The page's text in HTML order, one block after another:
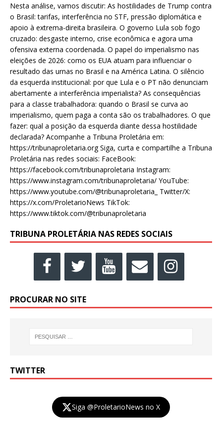
Nesta análise, vamos discutir: As hostilidades de Trump contra
o Brasil: tarifas, interferência no STF, pressão diplomática e
apoio à extrema-direita brasileira. O governo Lula sob fogo
cruzado: desgaste interno, crise econômica e agora uma
ofensiva externa coordenada. O papel do imperialismo nas
eleições de 2026: como os EUA atuam para influenciar o
resultado das urnas no Brasil e na América Latina. O silêncio
da esquerda institucional: por que Lula e o PT não denunciam
abertamente a interferência imperialista? As consequências
para a classe trabalhadora: quando o Brasil se curva ao
imperialismo, quem paga a conta são os trabalhadores. O que
fazer: qual a posição da esquerda diante dessa hostilidade
declarada? Acompanhe a Tribuna Proletária em:
https://tribunaproletaria.org Siga, curta e compartilhe a Tribuna
Proletária nas redes sociais: FaceBook:
https://facebook.com/tribunaproletaria Instagram:
https://www.instagram.com/tribunaproletaria/ YouTube:
https://www.youtube.com/@tribunaproletaria_ Twitter/X:
https://x.com/ProletarioNews TikTok:
https://www.tiktok.com/@tribunaproletaria
TRIBUNA PROLETÁRIA NAS REDES SOCIAIS
PROCURAR NO SITE
TWITTER
Siga @ProletarioNews no X